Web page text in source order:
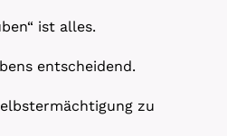
ist alles.
entscheidend.
zu